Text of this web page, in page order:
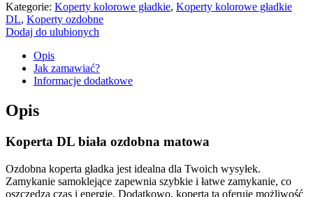
Kategorie: Koperty kolorowe gładkie, Koperty kolorowe gładkie
DL, Koperty ozdobne
Dodaj do ulubionych
Opis
Jak zamawiać?
Informacje dodatkowe
Opis
Koperta DL biała ozdobna matowa
Ozdobna koperta gładka jest idealna dla Twoich wysyłek.
Zamykanie samoklejące zapewnia szybkie i łatwe zamykanie, co
oszczędza czas i energię. Dodatkowo, koperta ta oferuje możliwość